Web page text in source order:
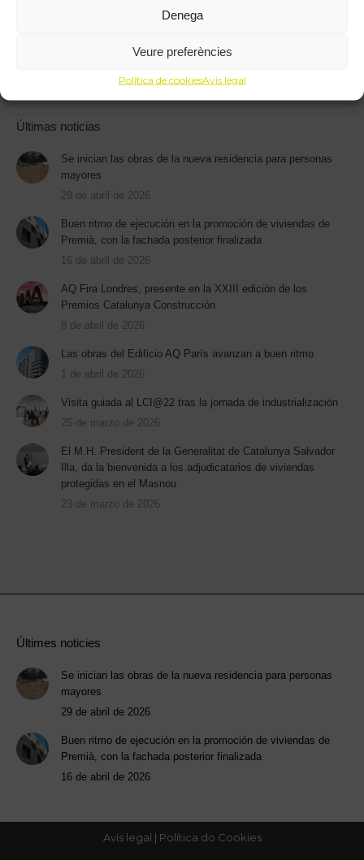
Denega
Veure preferències
Política de cookiesAvis legal
Next
AQ Fira Londres, presente en la XXIII edición
Últimas noticias
Se inician las obras de la nueva residencia para personas
mayores
29 de abril de 2026
Buen ritmo de ejecución en la promoción de viviendas de
Premià, con la fachada posterior finalizada
16 de abril de 2026
AQ Fira Londres, presente en la XXIII edición de los
Premios Catalunya Construcción
8 de abril de 2026
Las obras del Edificio AQ París avanzan a buen ritmo
1 de abril de 2026
Visita guiada al LCI@22 tras la jornada de industrialización
25 de marzo de 2026
El M.H. President de la Generalitat de Catalunya Salvador
Illa, da la bienvenida a los adjudicatarios de viviendas
protegidas en el Masnou
23 de marzo de 2026
Últimes noticies
Se inician las obras de la nueva residencia para personas
mayores
29 de abril de 2026
Buen ritmo de ejecución en la promoción de viviendas de
Premià, con la fachada posterior finalizada
16 de abril de 2026
Avís legal | Política do Cookies